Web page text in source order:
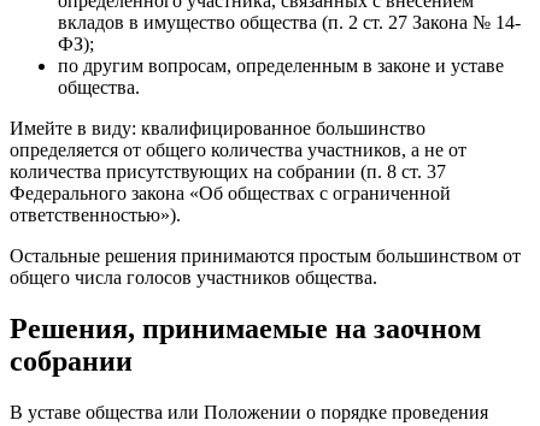
вкладов в имущество общества (п. 2 ст. 27 Закона № 14-
ФЗ);
по другим вопросам, определенным в законе и уставе
общества.
Имейте в виду: квалифицированное большинство
определяется от общего количества участников, а не от
количества присутствующих на собрании (п. 8 ст. 37
Федерального закона «Об обществах с ограниченной
ответственностью»).
Остальные решения принимаются простым большинством от
общего числа голосов участников общества.
Решения, принимаемые на заочном
собрании
В уставе общества или Положении о порядке проведения